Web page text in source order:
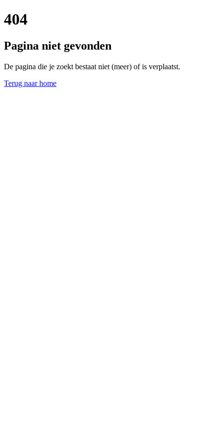
404
Pagina niet gevonden
De pagina die je zoekt bestaat niet (meer) of is verplaatst.
Terug naar home